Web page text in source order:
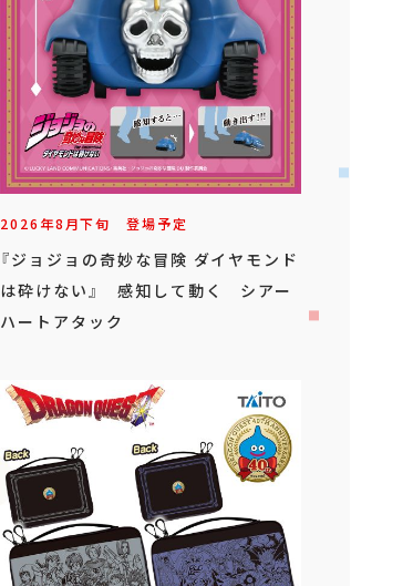
2026年8月下旬 登場予定
『ジョジョの奇妙な冒険 ダイヤモンド
は砕けない』 感知して動く シアー
ハートアタック